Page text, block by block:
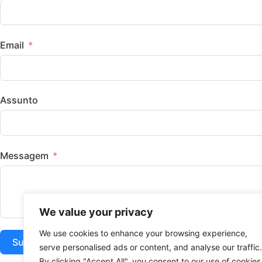
We value your privacy
We use cookies to enhance your browsing experience,
serve personalised ads or content, and analyse our traffic.
Email
Assunto
Messagem
Submeter